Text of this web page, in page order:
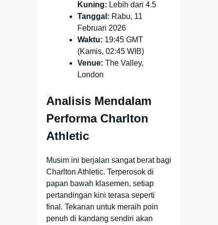
Kuning: Lebih dari 4.5
Tanggal: Rabu, 11
Februari 2026
Waktu: 19:45 GMT
(Kamis, 02:45 WIB)
Venue: The Valley,
London
Analisis Mendalam
Performa Charlton
Athletic
Musim ini berjalan sangat berat bagi
Charlton Athletic. Terperosok di
papan bawah klasemen, setiap
pertandingan kini terasa seperti
final. Tekanan untuk meraih poin
penuh di kandang sendiri akan